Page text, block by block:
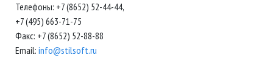
Телефоны: +7 (8652) 52-44-44,
+7 (495) 663-71-75
Факс: +7 (8652) 52-88-88
Email: info@stilsoft.ru